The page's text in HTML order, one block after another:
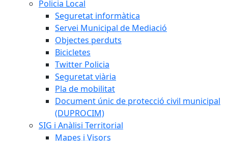
Policia Local
Seguretat informàtica
Servei Municipal de Mediació
Objectes perduts
Bicicletes
Twitter Policia
Seguretat viària
Pla de mobilitat
Document únic de protecció civil municipal
(DUPROCIM)
SIG i Anàlisi Territorial
Mapes i Visors